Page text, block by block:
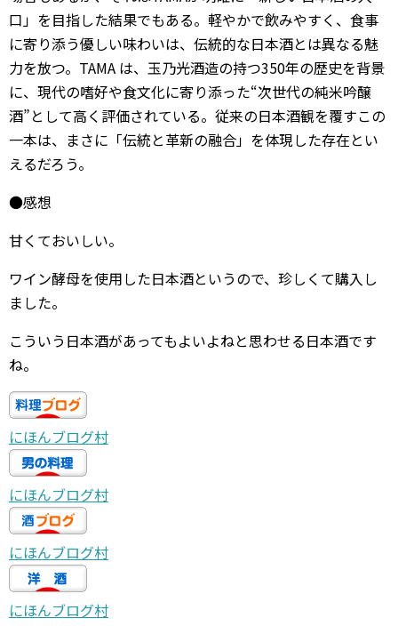
口」を目指した結果でもある。軽やかで飲みやすく、食事
に寄り添う優しい味わいは、伝統的な日本酒とは異なる魅
力を放つ。TAMA は、玉乃光酒造の持つ350年の歴史を背景
に、現代の嗜好や食文化に寄り添った“次世代の純米吟醸
酒”として高く評価されている。従来の日本酒観を覆すこの
一本は、まさに「伝統と革新の融合」を体現した存在とい
えるだろう。
●感想
甘くておいしい。
ワイン酵母を使用した日本酒というので、珍しくて購入し
ました。
こういう日本酒があってもよいよねと思わせる日本酒です
ね。
にほんブログ村
にほんブログ村
にほんブログ村
にほんブログ村